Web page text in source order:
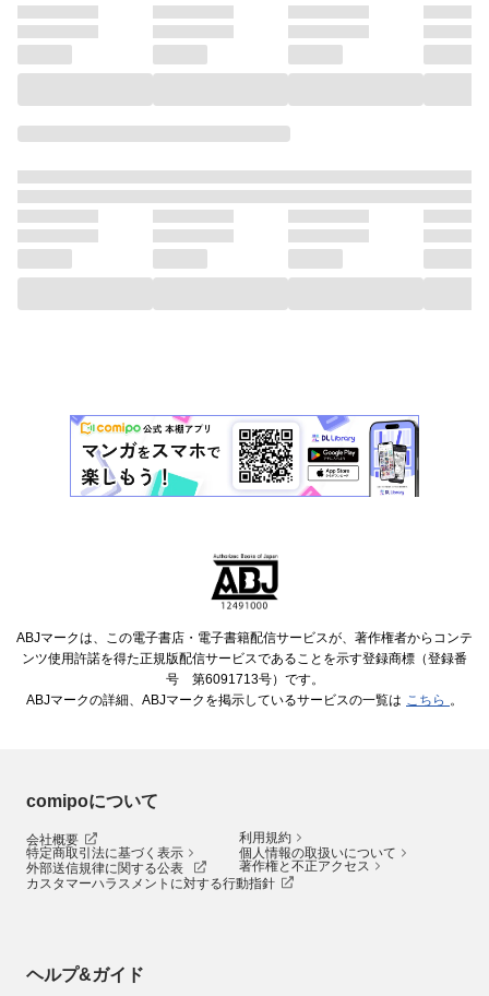
ABJマークは、この電子書店・電子書籍配信サービスが、著作権者からコンテ
ンツ使用許諾を得た正規版配信サービスであることを示す登録商標（登録番
号 第6091713号）です。
ABJマークの詳細、ABJマークを掲示しているサービスの一覧は こちら 。
comipoについて
会社概要
利用規約
特定商取引法に基づく表示
個人情報の取扱いについて
外部送信規律に関する公表
著作権と不正アクセス
カスタマーハラスメントに対する行動指針
ヘルプ&ガイド